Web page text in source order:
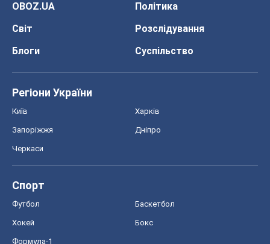
OBOZ.UA
Політика
Світ
Розслідування
Блоги
Суспільство
Регіони України
Київ Харків
Запоріжжя Дніпро
Черкаси
Спорт
Футбол Баскетбол
Хокей Бокс
Формула-1